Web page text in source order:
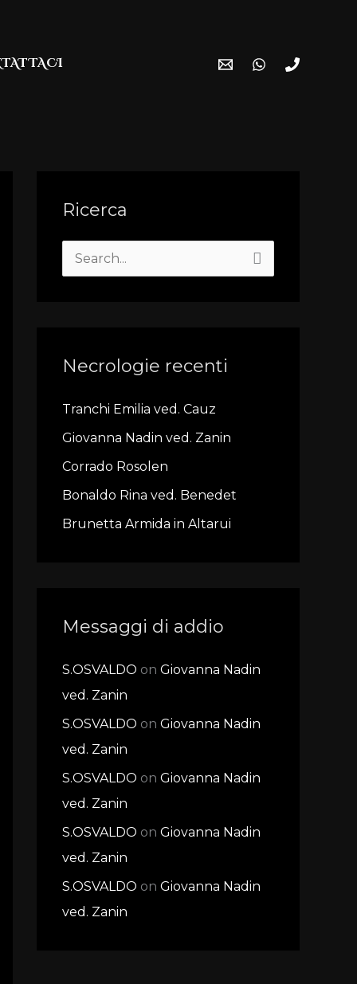
Ricerca
c
f
o
r
:
Necrologie recenti
Tranchi Emilia ved. Cauz
Giovanna Nadin ved. Zanin
Corrado Rosolen
Bonaldo Rina ved. Benedet
Brunetta Armida in Altarui
Messaggi di addio
S.OSVALDO on Giovanna Nadin
ved. Zanin
S.OSVALDO on Giovanna Nadin
ved. Zanin
S.OSVALDO on Giovanna Nadin
ved. Zanin
S.OSVALDO on Giovanna Nadin
ved. Zanin
S.OSVALDO on Giovanna Nadin
ved. Zanin